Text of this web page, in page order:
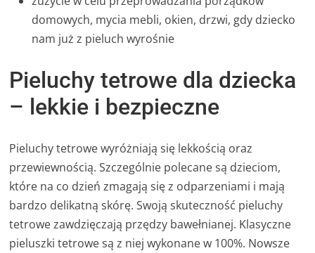
domowych, mycia mebli, okien, drzwi, gdy dziecko
nam już z pieluch wyrośnie
Pieluchy tetrowe dla dziecka
– lekkie i bezpieczne
Pieluchy tetrowe wyróżniają się lekkością oraz
przewiewnością. Szczególnie polecane są dzieciom,
które na co dzień zmagają się z odparzeniami i mają
bardzo delikatną skórę. Swoją skuteczność pieluchy
tetrowe zawdzięczają przędzy bawełnianej. Klasyczne
pieluszki tetrowe są z niej wykonane w 100%. Nowsze